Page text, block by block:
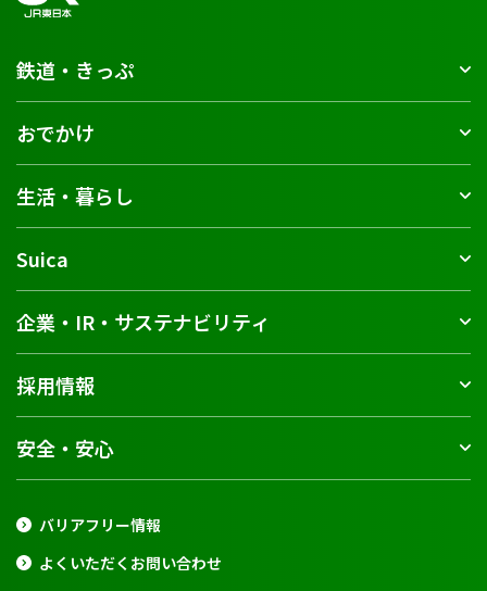
鉄道・きっぷ
おでかけ
生活・暮らし
Suica
企業・IR・サステナビリティ
採用情報
安全・安心
バリアフリー情報
よくいただくお問い合わせ